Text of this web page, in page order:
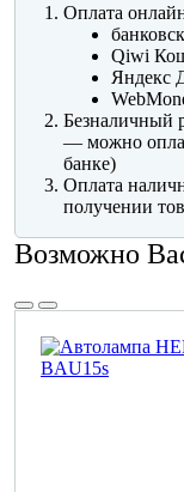
Оплата
Qiwi
Яндекс
Безналичный
— можно
банке)
Оплата
получении
Возможно